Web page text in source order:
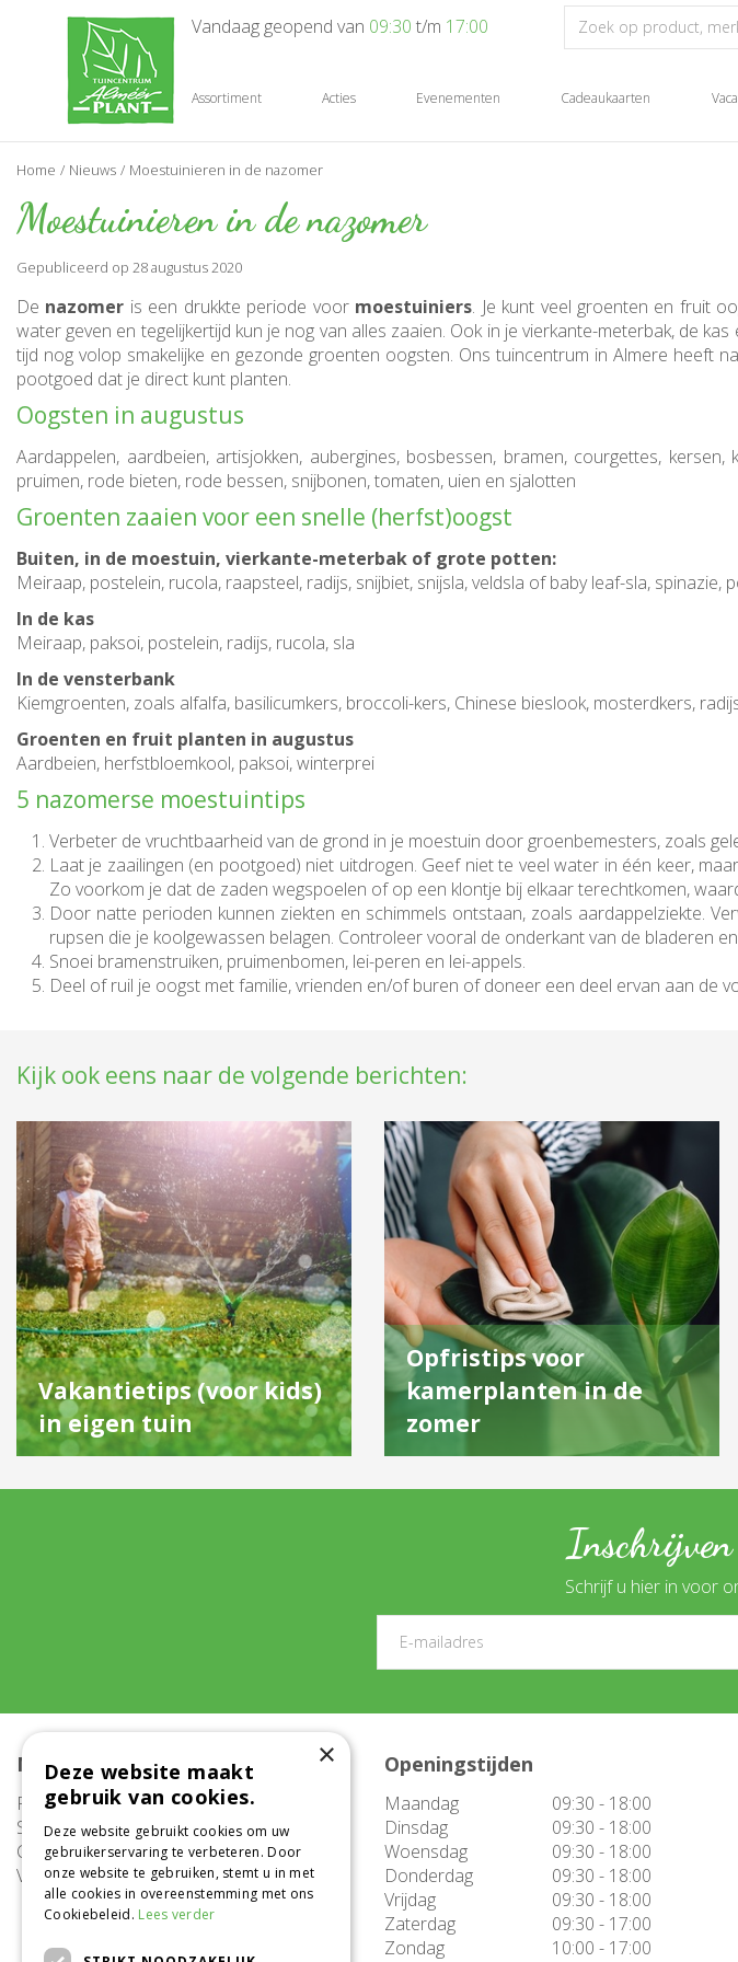
Home Nieuws Moestuinieren in de nazomer
Vandaag geopend van 09:30 t/m 17:00
Assortiment Acties Evenementen Cadeaukaarten
Moestuinieren in de nazomer
Gepubliceerd op 28 augustus 2020
De nazomer is een drukkte periode voor moestuiniers. Je kunt veel groenten en fruit
water geven en tegelijkertijd kun je nog van alles zaaien. Ook in je vierkante-meterbak, de
tijd nog volop smakelijke en gezonde groenten oogsten. Ons tuincentrum in Almere heeft
pootgoed dat je direct kunt planten.
Oogsten in augustus
Aardappelen, aardbeien, artisjokken, aubergines, bosbessen, bramen, courgettes, kersen,
pruimen, rode bieten, rode bessen, snijbonen, tomaten, uien en sjalotten
Groenten zaaien voor een snelle (herfst)oogst
Buiten, in de moestuin, vierkante-meterbak of grote potten:
Meiraap, postelein, rucola, raapsteel, radijs, snijbiet, snijsla, veldsla of baby leaf-sla, spinazie,
In de kas
Meiraap, paksoi, postelein, radijs, rucola, sla
In de vensterbank
Kiemgroenten, zoals alfalfa, basilicumkers, broccoli-kers, Chinese bieslook, mosterdkers,
Groenten en fruit planten in augustus
Aardbeien, herfstbloemkool, paksoi, winterprei
5 nazomerse moestuintips
Verbeter de vruchtbaarheid van de grond in je moestuin door groenbemesters, zoals
Laat je zaailingen (en pootgoed) niet uitdrogen. Geef niet te veel water in één keer,
Zo voorkom je dat de zaden wegspoelen of op een klontje bij elkaar terechtkomen,
Door natte perioden kunnen ziekten en schimmels ontstaan, zoals aardappelziekte.
rupsen die je koolgewassen belagen. Controleer vooral de onderkant van de bladeren
Snoei bramenstruiken, pruimenbomen, lei-peren en lei-appels.
Deel of ruil je oogst met familie, vrienden en/of buren of doneer een deel ervan aan de
Kijk ook eens naar de volgende berichten:
Vakantietips (voor kids)
in eigen tuin
Opfristips voor
kamerplanten in de
zomer
Schrijf u hier in voor
Meer informatie
FAQ
Service
Contact
Vacatures
Openingstijden
Maandag
09:30 - 18:00
Dinsdag
09:30 - 18:00
Woensdag
09:30 - 18:00
Donderdag
09:30 - 18:00
Vrijdag
09:30 - 18:00
Zaterdag
09:30 - 17:00
Zondag
10:00 - 17:00
×
Deze website maakt
gebruik van cookies.
Deze website gebruikt cookies om uw
gebruikerservaring te verbeteren. Door
onze website te gebruiken, stemt u in met
alle cookies in overeenstemming met ons
Cookiebeleid. Lees verder